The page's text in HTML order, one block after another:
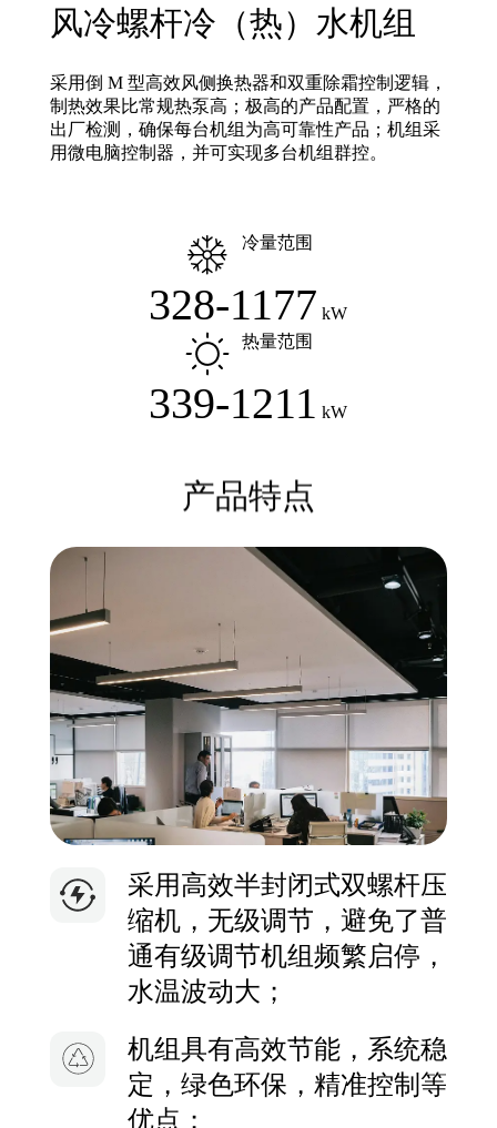
风冷螺杆冷（热）水机组
采用倒 M 型高效风侧换热器和双重除霜控制逻辑，
制热效果比常规热泵高；极高的产品配置，严格的
出厂检测，确保每台机组为高可靠性产品；机组采
用微电脑控制器，并可实现多台机组群控。
冷量范围
328-1177 kW
热量范围
339-1211 kW
产品特点
采用高效半封闭式双螺杆压
缩机，无级调节，避免了普
通有级调节机组频繁启停，
水温波动大；
机组具有高效节能，系统稳
定，绿色环保，精准控制等
优点；